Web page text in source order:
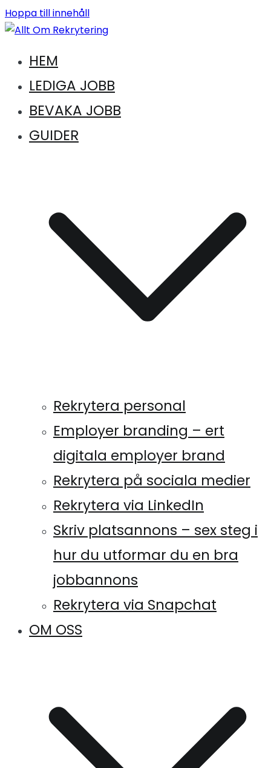
Hoppa till innehåll
Allt Om Rekrytering
Vägen till en ny karriär. Vägen till drömkandidaten
HEM
LEDIGA JOBB
BEVAKA JOBB
GUIDER
Rekrytera personal
Employer branding – ert
digitala employer brand
Rekrytera på sociala medier
Rekrytera via LinkedIn
Skriv platsannons – sex steg i
hur du utformar du en bra
jobbannons
Rekrytera via Snapchat
OM OSS